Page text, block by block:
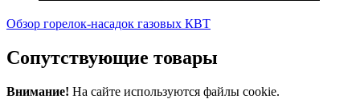
Обзор горелок-насадок газовых КВТ
Сопутствующие товары
Внимание! На сайте используются файлы cookie.